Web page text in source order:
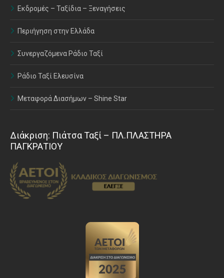
Εκδρομές – Ταξίδια – Ξεναγήσεις
Περιήγηση στην Ελλάδα
Συνεργαζόμενα Ράδιο Ταξί
Ράδιο Ταξί Ελευσίνα
Μεταφορά Διασήμων – Shine Star
Διάκριση: Πιάτσα Ταξί – ΠΛ.ΠΛΑΣΤΗΡΑ
ΠΑΓΚΡΑΤΙΟΥ